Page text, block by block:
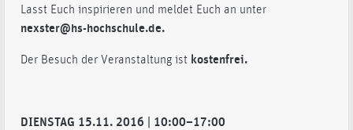
Lasst Euch inspirieren und meldet Euch an unter
nexster@hs-hochschule.de.
Der Besuch der Veranstaltung ist kostenfrei.
DIENSTAG 15.11. 2016 | 10:00–17:00